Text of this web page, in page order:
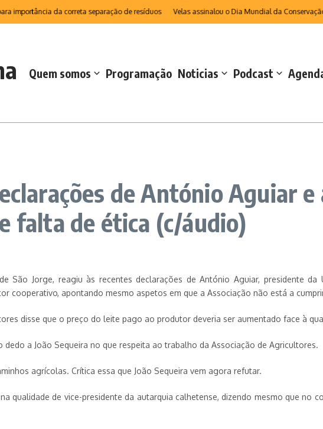
da correta separação de resíduos Velas assinalou o Dia Mundial da Conservação da
Quem somos Programação Noticias Podcast
de António Aguiar
falta de ética (c/áudio)
São Jorge, reagiu às recentes declarações de António Aguiar, presidente
cooperativo, apontando mesmo aspetos em que a Associação não está a
disse que o preço do leite pago ao produtor deveria ser aumentado face à
a João Sequeira no que respeita ao trabalho da Associação de Agricultores.
agrícolas. Crítica essa que João Sequeira vem agora refutar.
qualidade de vice-presidente da autarquia calhetense, dizendo mesmo que no